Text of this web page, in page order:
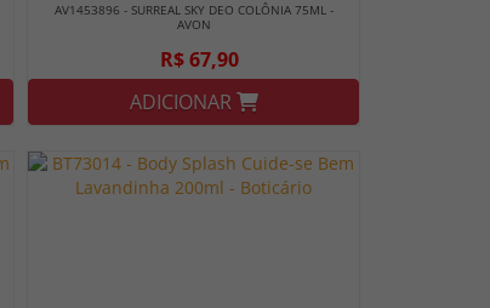
AV1453896 - SURREAL SKY DEO COLÔNIA 75ML -
AVON
R$ 67,90
ADICIONAR